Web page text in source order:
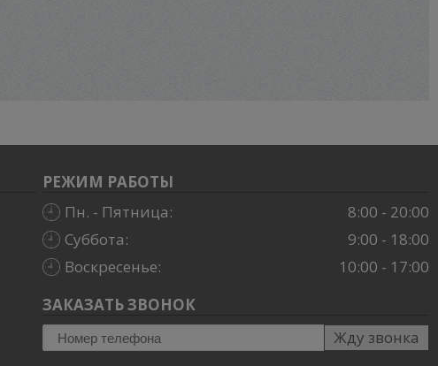
РЕЖИМ РАБОТЫ
Пн. - Пятница:
8:00 - 20:00
Суббота:
9:00 - 18:00
Воскресенье:
10:00 - 17:00
ЗАКАЗАТЬ ЗВОНОК
Жду звонка